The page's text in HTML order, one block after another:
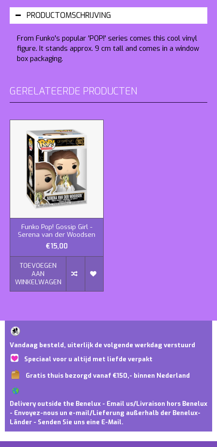
PRODUCTOMSCHRIJVING
From Funko's popular 'POP!' series comes this cool vinyl
figure. It stands approx. 9 cm tall and comes in a window
box packaging.
GERELATEERDE PRODUCTEN
Funko Pop! Gossip Girl -
Serena van der Woodsen
€15,00
TOEVOEGEN
AAN
WINKELWAGEN
Vandaag besteld, uiterlijk de volgende werkdag verstuurd
Speciaal voor u altijd met liefde verpakt
Gratis thuis bezorgd vanaf €150,- binnen Nederland
Delivery outside the Benelux - Email us/Livraison hors Benelux
- Envoyez-nous un e-mail/Lieferung außerhalb der Benelux-
Länder - Senden Sie uns eine E-Mail.